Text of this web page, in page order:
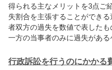
得られる主なメリットを3点ご
失割合を主張することができ
者双方の過失を数値で表したも
一方の当事者のみに過失があ
行政訴訟を行うのにかかる